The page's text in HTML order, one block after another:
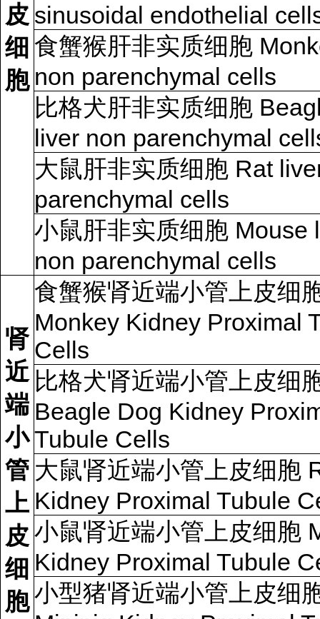
皮
细
胞
sinusoidal endothelial
食蟹猴肝非实质细胞
non parenchymal cells
比格犬肝非实质细胞
liver non parenchymal
大鼠肝非实质细胞 Rat
parenchymal cells
小鼠肝非实质细胞 Mouse
non parenchymal cells
肾
近
端
小
管
上
皮
细
胞
食蟹猴肾近端小管上皮细
Monkey Kidney Proximal
Cells
比格犬肾近端小管上皮细
Beagle Dog Kidney
Tubule Cells
大鼠肾近端小管上皮细胞
Kidney Proximal Tubule
小鼠肾近端小管上皮细胞
Kidney Proximal Tubule
小型猪肾近端小管上皮细